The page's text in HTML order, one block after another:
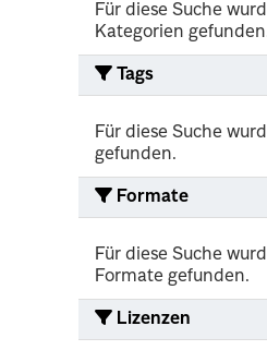
Für diese Suche
Kategorien
Tags
Für diese Suche
gefunden.
Formate
Für diese Suche
Formate gefunden.
Lizenzen